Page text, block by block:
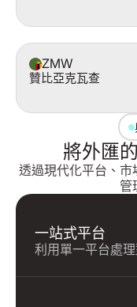
ZMW
贊比亞克瓦查
將外匯
透過現代化平台、
管
一站式平台
利用單一平台處